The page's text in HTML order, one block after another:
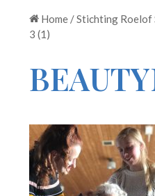
Home /Stichting Roelof
3 (1)